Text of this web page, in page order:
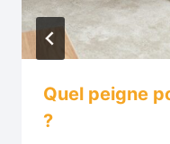
Quel peigne
?